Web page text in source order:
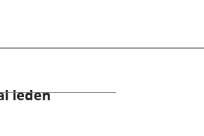
leden